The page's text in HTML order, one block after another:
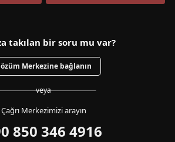
takılan bir soru mu var?
Merkezine bağlanın
veya
Çağrı Merkezimizi arayın
850 346 4916